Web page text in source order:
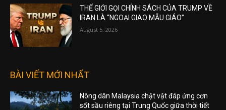
THẾ GIỚI GỌI CHÍNH SÁCH CỦA TRUMP VỀ
IRAN LÀ “NGOẠI GIAO MẪU GIÁO”
August 5, 2026
BÀI VIẾT MỚI NHẤT
Nông dân Malaysia chật vật đáp ứng cơn
sốt sầu riêng tại Trung Quốc giữa thời tiết